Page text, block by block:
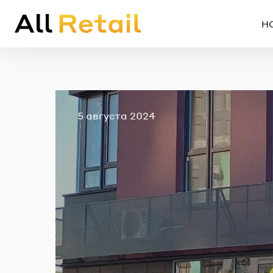
Опубликовано
5 августа 2024